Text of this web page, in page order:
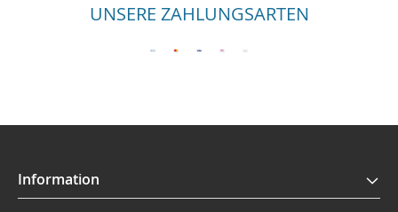
UNSERE ZAHLUNGSARTEN
Information